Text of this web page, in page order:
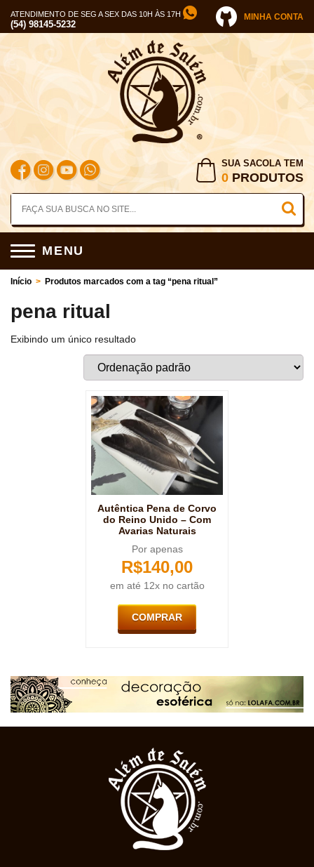
ATENDIMENTO DE SEG A SEX DAS 10H ÀS 17H
(54) 98145-5232
MINHA CONTA
SUA SACOLA TEM
0 PRODUTOS
MENU
Início > Produtos marcados com a tag “pena ritual”
pena ritual
Exibindo um único resultado
Autêntica Pena de Corvo
do Reino Unido – Com
Avarias Naturais
Por apenas
R$140,00
em até 12x no cartão
COMPRAR